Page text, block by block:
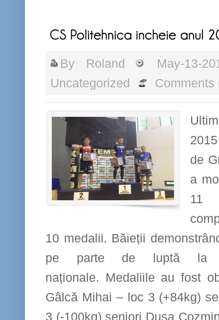
By Roland
May-13-
Uncategorized
Comments
de
a
11
10 medalii. Băieții
pe parte de luptă la
naționale. Medaliile au fost
Gâlcă Mihai – loc 3 (+84kg)
3 (-100kg) seniori Duşa